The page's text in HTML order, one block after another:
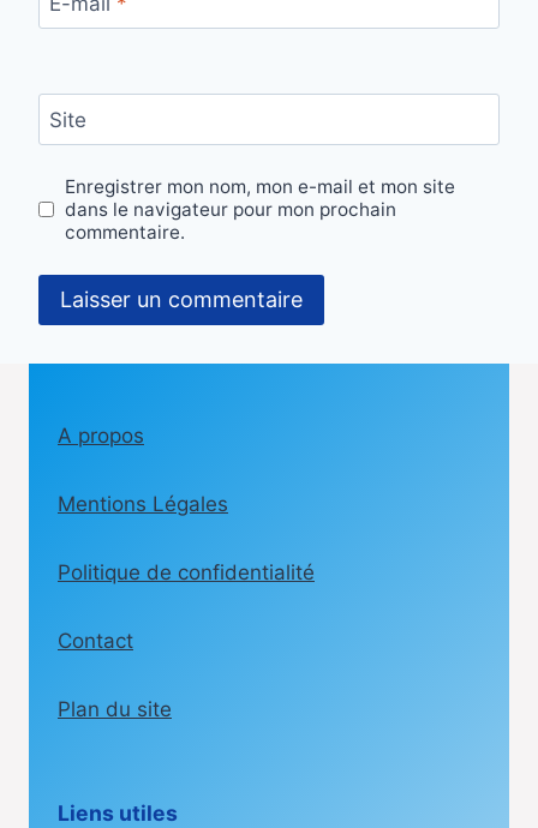
Site
Enregistrer mon nom, mon e-mail et mon site
dans le navigateur pour mon prochain
commentaire.
A propos
Mentions Légales
Politique de confidentialité
Contact
Plan du site
Liens utiles